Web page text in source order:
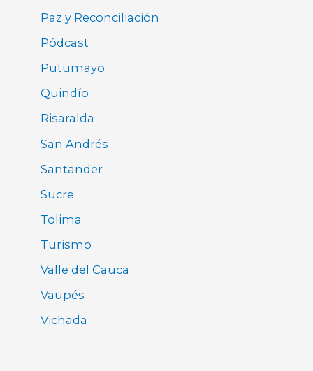
Paz y Reconciliación
Pódcast
Putumayo
Quindío
Risaralda
San Andrés
Santander
Sucre
Tolima
Turismo
Valle del Cauca
Vaupés
Vichada